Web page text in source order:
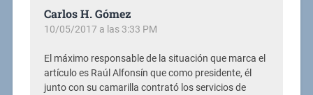
Carlos H. Gómez
10/05/2017 a las 3:33 PM
El máximo responsable de la situación que marca el
artículo es Raúl Alfonsín que como presidente, él
junto con su camarilla contrató los servicios de